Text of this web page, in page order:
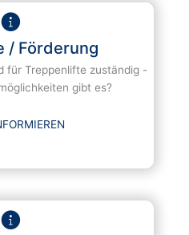
/ Förderung
für Treppenlifte zuständig -
gibt es?